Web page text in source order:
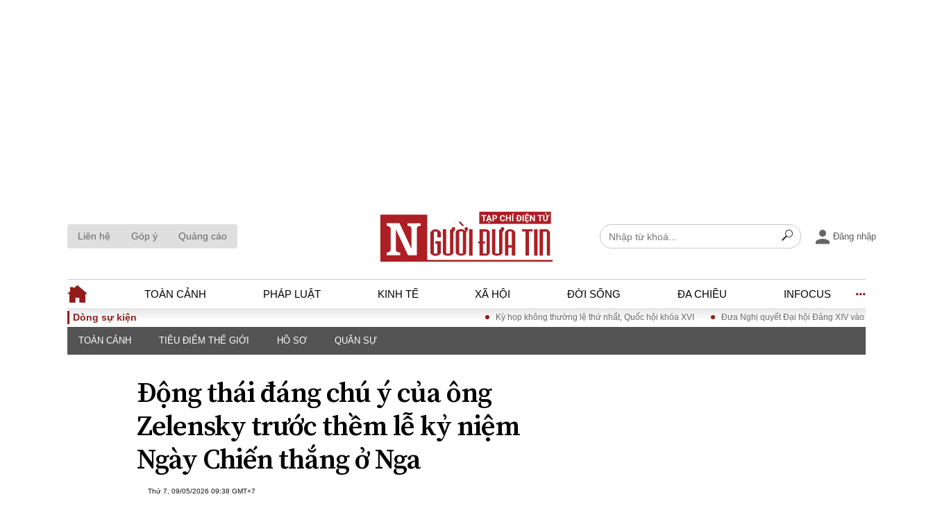
Liên hệ Góp ý Quảng cáo Đăng nhập
TOÀN CẢNH PHÁP LUẬT KINH TẾ XÃ HỘI ĐỜI SỐNG ĐA CHIỀU INFOCUS
TOÀN CẢNH
Chính sách
Đối thoại
PHÁP LUẬT
luật
Góc nhìn luật gia
Hồ sơ điều tra
Tiếng nói công dân
An ninh - Hình sự
Tài chính - Ngân
hàng
Kinh tế vĩ mô
Hồ sơ doanh
Dòng sự kiện Kỳ họp không thường lệ thứ nhất, Quốc hội khóa XVI Đưa Nghị quyết Đại hội Đảng XIV vào cuộc sống
TOÀN CẢNH TIÊU ĐIỂM THẾ GIỚI HỒ SƠ QUÂN SỰ
Động thái đáng chú ý của ông
Zelensky trước thềm lễ kỷ niệm
Ngày Chiến thắng ở Nga
Thứ 7, 09/05/2026 09:38 GMT+7